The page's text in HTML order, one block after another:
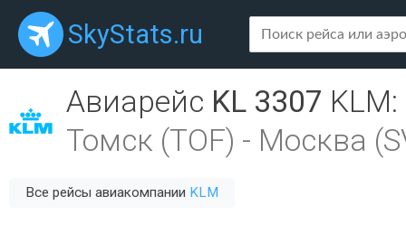
SkyStats.ru
Авиарейс KL 3307 KLM:
Томск (TOF) - Москва
Все рейсы авиакомпании KLM